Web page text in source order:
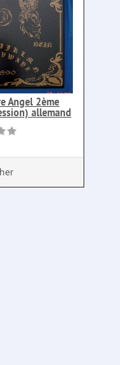
Angel 2ème
allemand